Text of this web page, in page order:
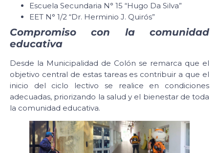
Escuela Secundaria N° 15 “Hugo Da Silva”
EET N° 1/2 “Dr. Herminio J. Quirós”
Compromiso con la comunidad
educativa
Desde la Municipalidad de Colón se remarca que el
objetivo central de estas tareas es contribuir a que el
inicio del ciclo lectivo se realice en condiciones
adecuadas, priorizando la salud y el bienestar de toda
la comunidad educativa.